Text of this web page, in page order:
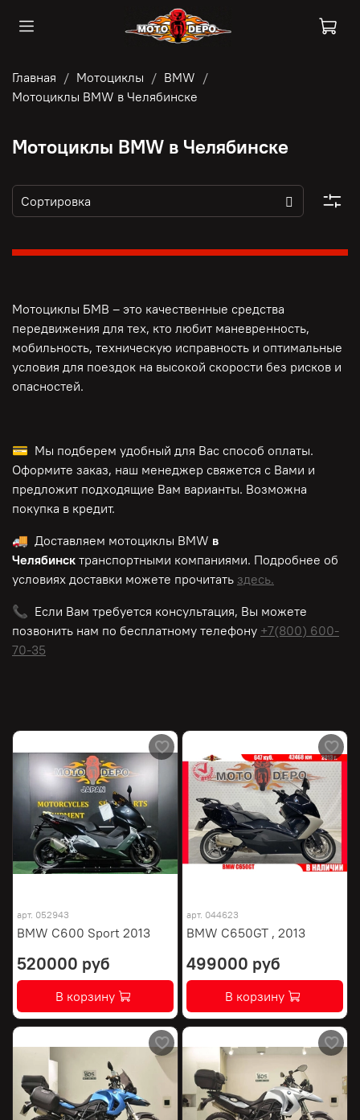
Главная Мотоциклы
BMW
Мотоциклы BMW в Челябинске
Мотоциклы BMW в Челябинске
Мотоциклы БМВ – это качественные средства
передвижения для тех, кто любит маневренность,
мобильность, техническую исправность и оптимальные
условия для поездок на высокой скорости без рисков и
опасностей.
💳 Мы подберем удобный для Вас способ оплаты.
Оформите заказ, наш менеджер свяжется с Вами и
предложит подходящие Вам варианты. Возможна
покупка в кредит.
🚚 Доставляем мотоциклы BMW в
Челябинск транспортными компаниями. Подробнее об
условиях доставки можете прочитать здесь.
📞 Если Вам требуется консультация, Вы можете
позвонить нам по бесплатному телефону +7(800) 600-
70-35
арт. 052943
BMW C600 Sport 2013
520000 руб
В корзину
арт. 044623
BMW C650GT , 2013
499000 руб
В корзину